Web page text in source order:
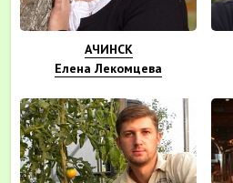
АЧИНСК
Елена Лекомцева